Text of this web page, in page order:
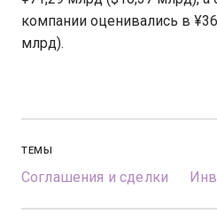
компании оценивались в
млрд).
ТЕМЫ
Соглашения и сделки